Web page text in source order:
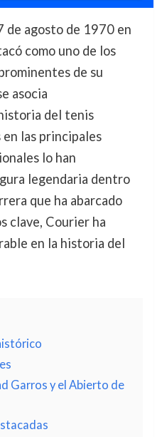
de agosto de 1970 en
como uno de los
de su
asocia
del tenis
en las principales
lo han
legendaria dentro
que ha abarcado
clave, Courier ha
en la historia del
Garros y el Abierto de